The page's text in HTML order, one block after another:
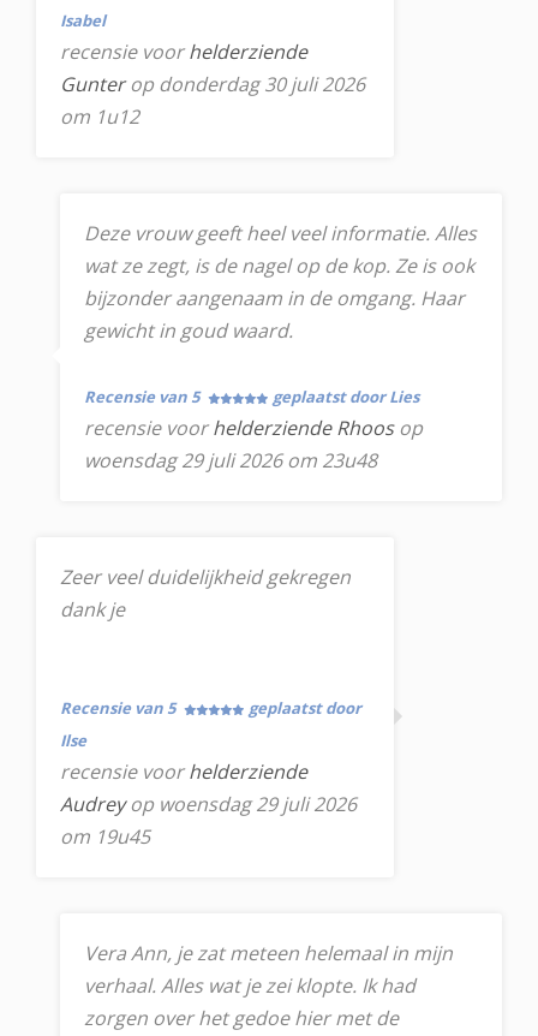
Isabel
recensie voorhelderziende
Gunterop donderdag 30 juli 2026
om 1u12
Deze vrouw geeft heel veel informatie. Alles
wat ze zegt, is de nagel op de kop. Ze is ook
bijzonder aangenaam in de omgang. Haar
gewicht in goud waard.
Recensie van 5 geplaatst door Lies
recensie voorhelderziende Rhoosop
woensdag 29 juli 2026 om 23u48
Zeer veel duidelijkheid gekregen
dank je
Recensie van 5
geplaatst door
Ilse
recensie voorhelderziende
Audreyop woensdag 29 juli 2026
om 19u45
Vera Ann, je zat meteen helemaal in mijn
verhaal. Alles wat je zei klopte. Ik had
zorgen over het gedoe hier met de